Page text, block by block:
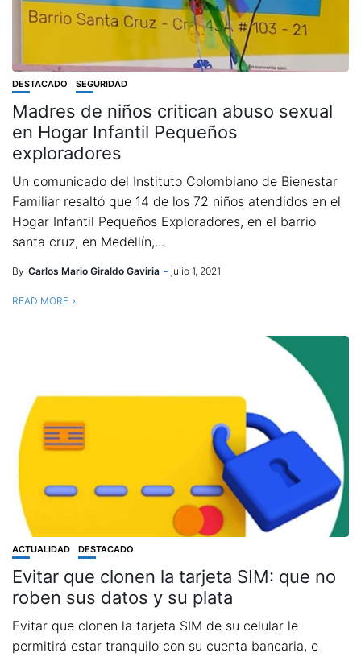
DESTACADO SEGURIDAD
Madres de niños critican abuso sexual
en Hogar Infantil Pequeños
exploradores
Un comunicado del Instituto Colombiano de Bienestar
Familiar resaltó que 14 de los 72 niños atendidos en el
Hogar Infantil Pequeños Exploradores, en el barrio
santa cruz, en Medellín,...
By Carlos Mario Giraldo Gaviria julio 1, 2021
READ MORE
ACTUALIDAD DESTACADO
Evitar que clonen la tarjeta SIM: que no
roben sus datos y su plata
Evitar que clonen la tarjeta SIM de su celular le
permitirá estar tranquilo con su cuenta bancaria, e